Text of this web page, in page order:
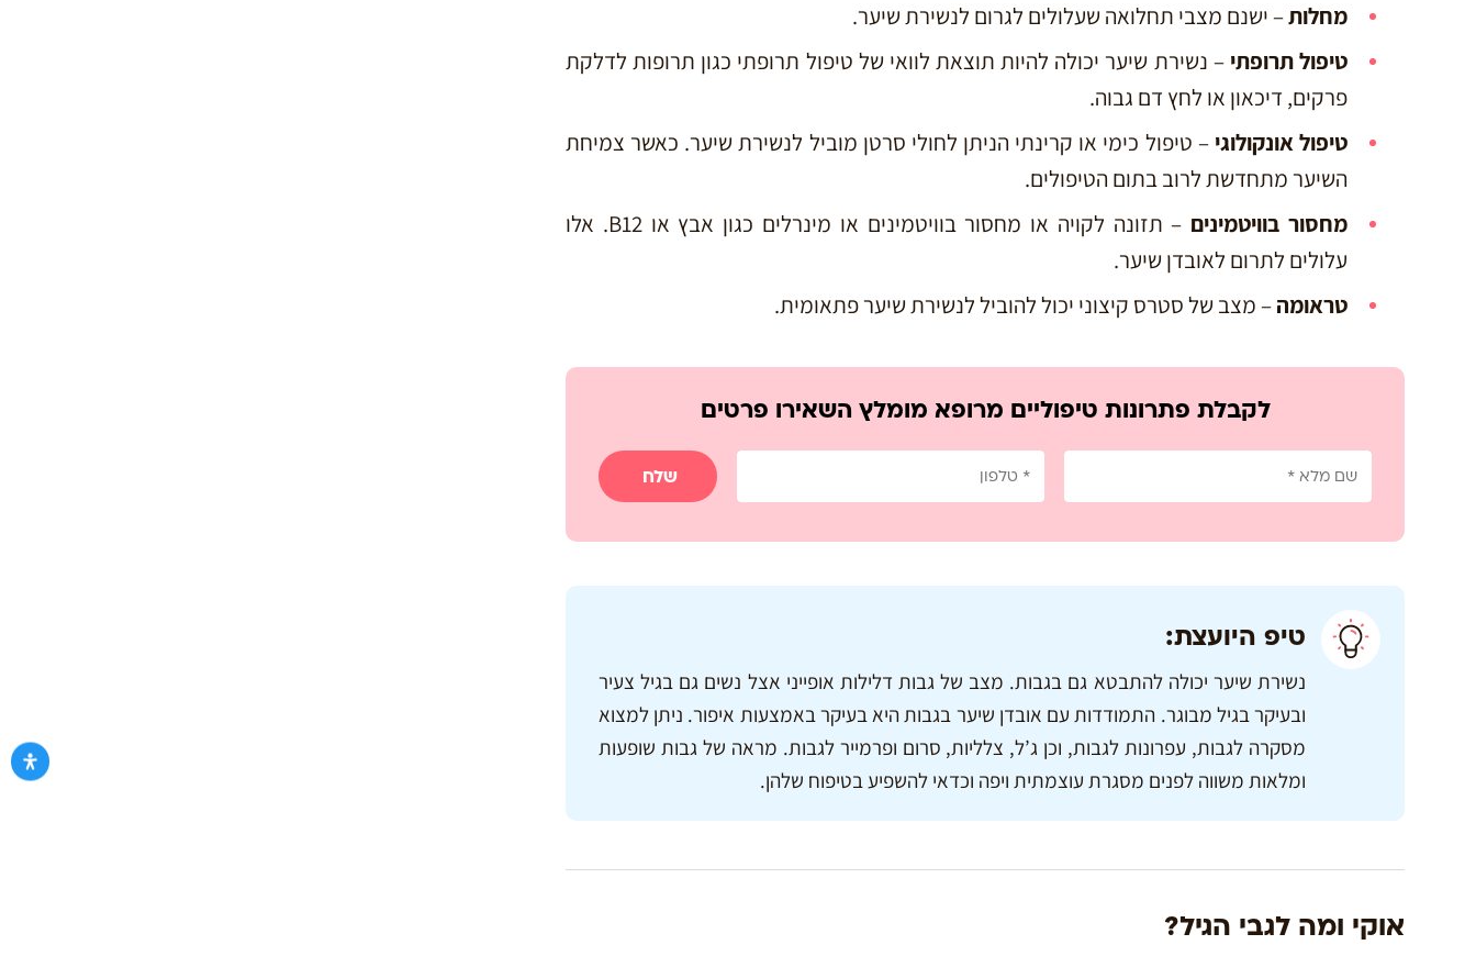
מחלות– ישנם מצבי תחלואה שעלולים לגרום לנשירת שיער.
טיפול תרופתי – נשירת שיער יכולה להיות תוצאת לוואי של טיפול תרופתי כגון תרופות לדלקת
פרקים, דיכאון או לחץ דם גבוה.
טיפול אונקולוגי – טיפול כימי או קרינתי הניתן לחולי סרטן מוביל לנשירת שיער. כאשר צמיחת
השיער מתחדשת לרוב בתום הטיפולים.
מחסור בוויטמינים
– תזונה לקויה או מחסור בוויטמינים או מינרלים כגון אבץ או B12. אלו
עלולים לתרום לאובדן שיער.
טראומה– מצב של סטרס קיצוני יכול להוביל לנשירת שיער פתאומית.
לקבלת פתרונות טיפוליים מרופא מומלץ השאירו פרטים
שלח
טיפ היועצת:
נשירת שיער יכולה להתבטא גם בגבות. מצב של גבות דלילות אופייני אצל נשים גם בגיל צעיר
ובעיקר בגיל מבוגר. התמודדות עם אובדן שיער בגבות היא בעיקר באמצעות איפור. ניתן למצוא
מסקרה לגבות, עפרונות לגבות, וכן ג’ל, צלליות, סרום ופרמייר לגבות. מראה של גבות שופעות
ומלאות משווה לפנים מסגרת עוצמתית ויפה וכדאי להשפיע בטיפוח שלהן.
אוקי ומה לגבי הגיל?